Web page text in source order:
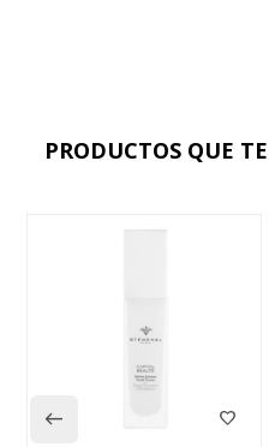
PRODUCTOS QUE